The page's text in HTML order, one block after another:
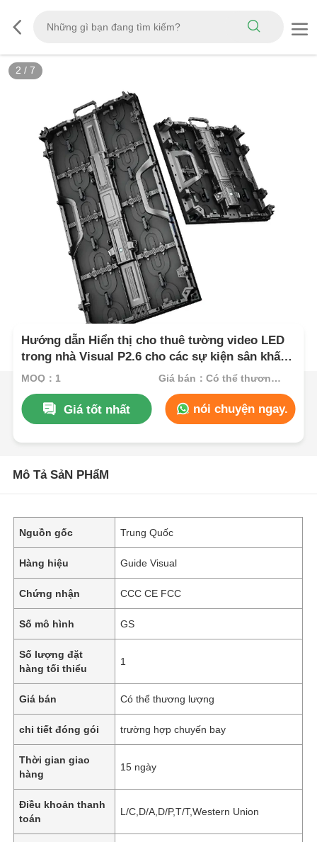
2 / 7
Hướng dẫn Hiển thị cho thuê tường video LED
trong nhà Visual P2.6 cho các sự kiện sân khấu
Màn hình liền mạch buổi hòa nhạc
MOQ：1 Giá bán：Có thể thương lượng
Giá tốt nhất nói chuyện ngay.
Mô Tả SảN PHẩM
Nguồn gốc Trung Quốc
Hàng hiệu Guide Visual
Chứng nhận CCC CE FCC
Số mô hình GS
Số lượng đặt
hàng tối thiểu
1
Giá bán Có thể thương lượng
chi tiết đóng gói trường hợp chuyến bay
Thời gian giao
hàng
15 ngày
Điều khoản thanh
toán
L/C,D/A,D/P,T/T,Western Union